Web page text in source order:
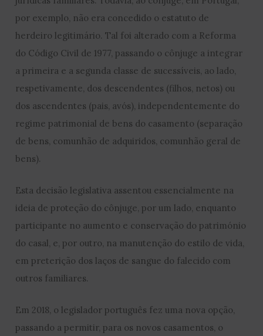
por exemplo, não era concedido o estatuto de
herdeiro legitimário. Tal foi alterado com a Reforma
do Código Civil de 1977, passando o cônjuge a integrar
a primeira e a segunda classe de sucessíveis, ao lado,
respetivamente, dos descendentes (filhos, netos) ou
dos ascendentes (pais, avós), independentemente do
regime patrimonial de bens do casamento (separação
de bens, comunhão de adquiridos, comunhão geral de
bens).
Esta decisão legislativa assentou essencialmente na
ideia de proteção do cônjuge, por um lado, enquanto
participante no aumento e conservação do património
do casal, e, por outro, na manutenção do estilo de vida,
em preterição dos laços de sangue do falecido com
outros familiares.
Em 2018, o legislador português fez uma nova opção,
passando a permitir, para os novos casamentos, o